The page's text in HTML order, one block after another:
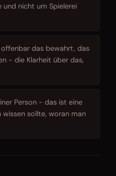
und nicht um Spielerei
das bewahrt, das
- die Klarheit über das,
Person - das ist eine
sollte, woran man